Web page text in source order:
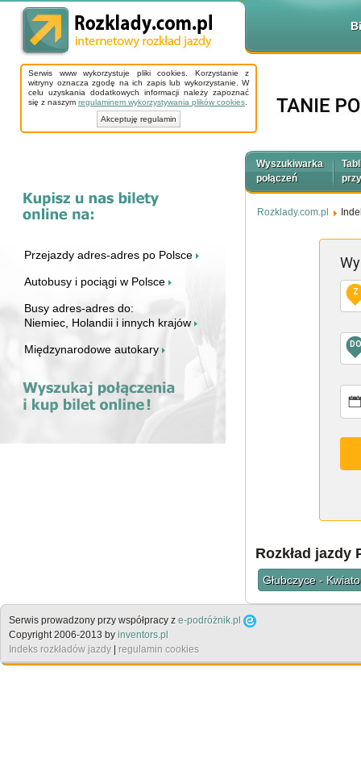
Serwis www wykorzystuje pliki cookies. Korzystanie z
witryny oznacza zgodę na ich zapis lub wykorzystanie. W
celu uzyskania dodatkowych informacji należy zapoznać
się z naszym regulaminem wykorzystywania plików cookies
Akceptuję regulamin
Przejazdy adres-adres po Polsce
Autobusy i pociągi w Polsce
Busy adres-adres do:
Niemiec, Holandii i innych krajów
Międzynarodowe autokary
Wyszukiwarka
połączeń
Rozklady.com.pl
Z
DO
Rozkład jazdy
Głubczyce -
Serwis prowadzony przy współpracy z e-podróżnik.pl
Copyright 2006-2013 by inventors.pl
Indeks rozkładów jazdy | regulamin cookies